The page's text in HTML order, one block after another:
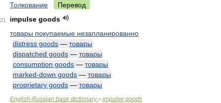
Толкование Перевод
impulse goods
товары покупаемые незапланированно
distress goods — товары
dispatched goods — товары
consumption goods — товары
marked-down goods — товары
proprietary goods — товары
English-Russian base dictionary> impulse goods